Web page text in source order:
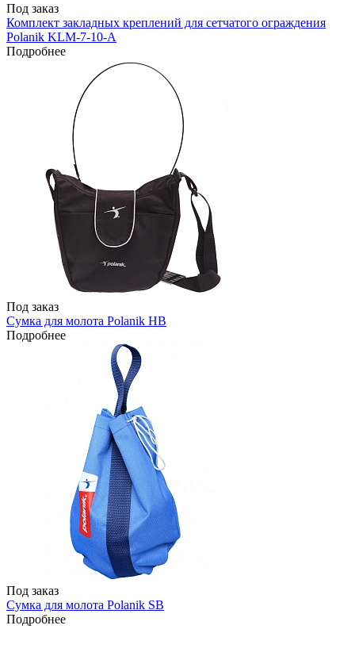
Под заказ
Комплект закладных креплений для сетчатого ограждения
Polanik KLM-7-10-A
Подробнее
Под заказ
Сумка для молота Polanik HB
Подробнее
Под заказ
Сумка для молота Polanik SB
Подробнее